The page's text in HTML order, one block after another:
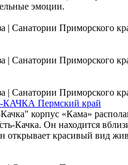
эмоции.
КАЧКА Пермский край
корпус «Кама»
Качка. Он находится
открывает красивый вид